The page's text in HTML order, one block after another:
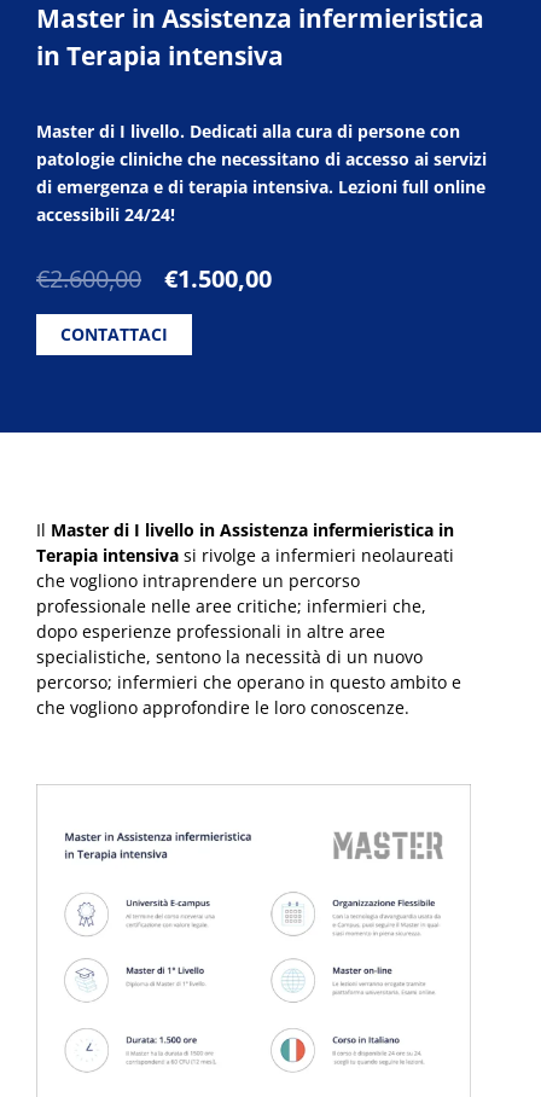
Master in Assistenza infermieristica
in Terapia intensiva
Master di I livello. Dedicati alla cura di persone con
patologie cliniche che necessitano di accesso ai servizi
di emergenza e di terapia intensiva. Lezioni full online
accessibili 24/24!
€2.600,00
Il
originale
era:
€1.500,00Il
CONTATTACI
Il Master di I livello in Assistenza infermieristica in
Terapia intensiva si rivolge a infermieri neolaureati
che vogliono intraprendere un percorso
professionale nelle aree critiche; infermieri che,
dopo esperienze professionali in altre aree
specialistiche, sentono la necessità di un nuovo
percorso; infermieri che operano in questo ambito e
che vogliono approfondire le loro conoscenze.